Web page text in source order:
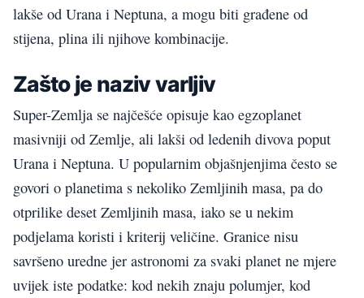
lakše od Urana i Neptuna, a mogu biti građene od
stijena, plina ili njihove kombinacije.
Zašto je naziv varljiv
Super-Zemlja se najčešće opisuje kao egzoplanet
masivniji od Zemlje, ali lakši od ledenih divova poput
Urana i Neptuna. U popularnim objašnjenjima često se
govori o planetima s nekoliko Zemljinih masa, pa do
otprilike deset Zemljinih masa, iako se u nekim
podjelama koristi i kriterij veličine. Granice nisu
savršeno uredne jer astronomi za svaki planet ne mjere
uvijek iste podatke: kod nekih znaju polumjer, kod